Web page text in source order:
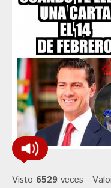
Visto 6529 veces